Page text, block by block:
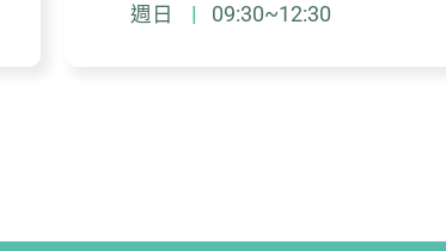
週日
| 09:30~12:30